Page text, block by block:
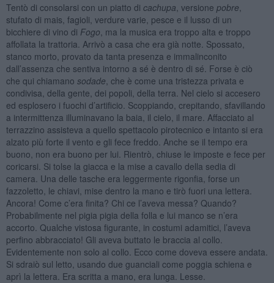
Tentò di consolarsi con un piatto di cachupa , versione pobre
stufato di mais, fagioli, verdure varie, pesce e il lusso di un
bicchiere di vino di Fogo , ma la musica era troppo alta e troppo
affollata la trattoria. Arrivò a casa che era già notte. Spossato,
stanco morto, provato da tanta presenza e immalinconito
dall’assenza che sentiva intorno a sé è dentro di sé. Forse è ciò
che qui chiamano sodade , che è come una tristezza privata e
condivisa, della gente, dei popoli, della terra. Nel cielo si accesero
ed esplosero i fuochi d’artificio. Scoppiando, crepitando, sfavillando
a intermittenza illuminavano la baia, il cielo, il mare. Affacciato al
terrazzino assisteva a quello spettacolo pirotecnico e intanto si era
alzato più forte il vento e gli fece freddo. Anche se il tempo era
buono, non era buono per lui. Rientrò, chiuse le imposte e fece per
coricarsi. Si tolse la giacca e la mise a cavallo della sedia di
camera. Una delle tasche era leggermente rigonfia, forse un
fazzoletto, le chiavi, mise dentro la mano e tirò fuori una lettera.
Ancora! Come c’era finita? Chi ce l’aveva messa? Quando?
Probabilmente nel pigia pigia della folla e lui manco se n’era
accorto. Qualche vistosa figurante, in costumi adamitici, l’aveva
perfino abbracciato! Gli aveva buttato le braccia al collo.
Evidentemente non solo al collo. Ecco come doveva essere andata.
Si sdraiò sul letto, usando due guanciali come poggia schiena e
aprì la lettera. Era scritta a mano, era lunga. Lesse.